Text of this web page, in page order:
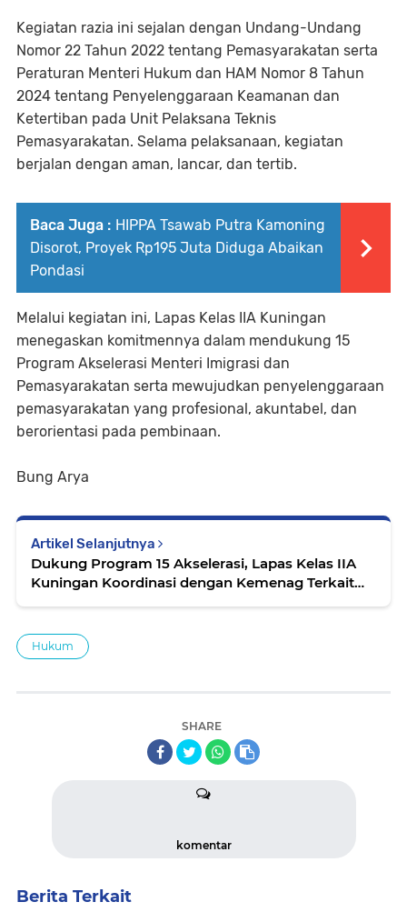
Kegiatan razia ini sejalan dengan Undang-Undang
Nomor 22 Tahun 2022 tentang Pemasyarakatan serta
Peraturan Menteri Hukum dan HAM Nomor 8 Tahun
2024 tentang Penyelenggaraan Keamanan dan
Ketertiban pada Unit Pelaksana Teknis
Pemasyarakatan. Selama pelaksanaan, kegiatan
berjalan dengan aman, lancar, dan tertib.
Baca Juga : HIPPA Tsawab Putra Kamoning
Disorot, Proyek Rp195 Juta Diduga Abaikan
Pondasi
Melalui kegiatan ini, Lapas Kelas IIA Kuningan
menegaskan komitmennya dalam mendukung 15
Program Akselerasi Menteri Imigrasi dan
Pemasyarakatan serta mewujudkan penyelenggaraan
pemasyarakatan yang profesional, akuntabel, dan
berorientasi pada pembinaan.
Bung Arya
Artikel Selanjutnya
Dukung Program 15 Akselerasi, Lapas Kelas IIA
Kuningan Koordinasi dengan Kemenag Terkait
Hukum
SHARE
komentar
Berita Terkait